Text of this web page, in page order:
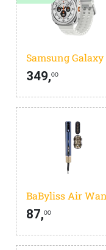
349,00
87,00